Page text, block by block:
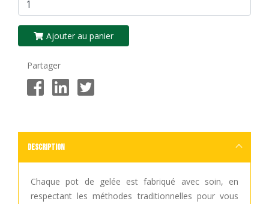
Ajouter au panier
Partager
Description
Chaque pot de gelée est fabriqué avec soin, en
respectant les méthodes traditionnelles pour vous